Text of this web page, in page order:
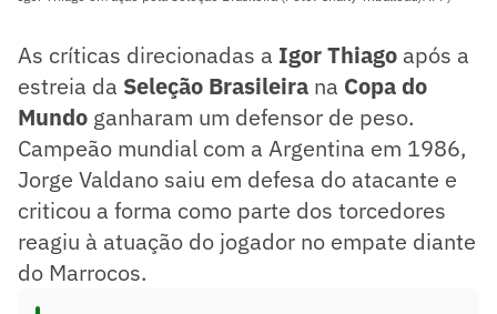
As críticas direcionadas a Igor Thiago após a
estreia da Seleção Brasileira na Copa do
Mundo ganharam um defensor de peso.
Campeão mundial com a Argentina em 1986,
Jorge Valdano saiu em defesa do atacante e
criticou a forma como parte dos torcedores
reagiu à atuação do jogador no empate diante
do Marrocos.